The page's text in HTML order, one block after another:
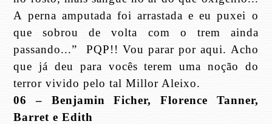
A perna amputada foi arrastada e eu puxei o
que sobrou de volta com o trem ainda
passando...”
PQP!! Vou parar por aqui. Acho
que já deu para vocês terem uma noção do
terror vivido pelo tal Millor Aleixo.
06 – Benjamin Ficher, Florence Tanner,
Barret e Edith